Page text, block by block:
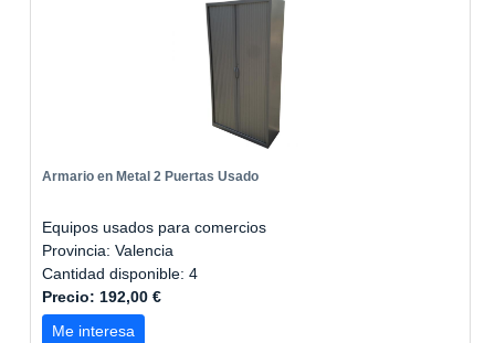
Armario en Metal 2 Puertas Usado
Equipos usados para comercios
Provincia: Valencia
Cantidad disponible: 4
Precio: 192,00 €
Me interesa